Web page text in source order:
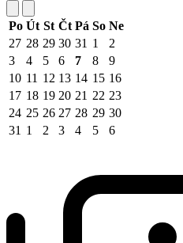
Po Út St Čt Pá So Ne
27 28 29 30 31 1
2
3
4 5 6 7 8
9
10 11 12 13 14 15 16
17 18 19 20 21 22 23
24 25 26 27 28 29 30
31 1 2 3 4 5 6